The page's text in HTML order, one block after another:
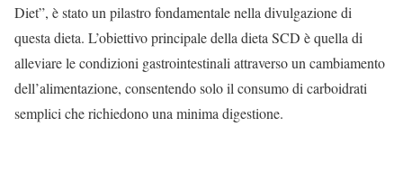
Diet”, è stato un pilastro fondamentale nella divulgazione di
questa dieta. L’obiettivo principale della dieta SCD è quella di
alleviare le condizioni gastrointestinali attraverso un cambiamento
dell’alimentazione, consentendo solo il consumo di carboidrati
semplici che richiedono una minima digestione.